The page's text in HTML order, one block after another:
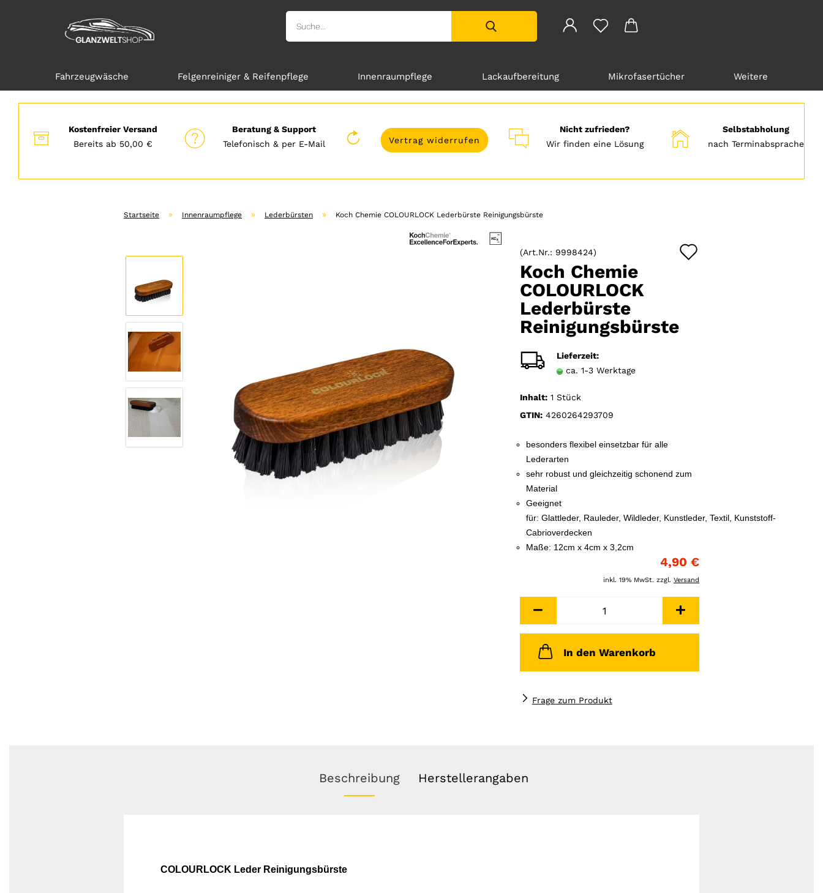
zum
Fahrzeugwäsche Felgenreiniger & Reifenpflege Innenraumpflege Lackaufbereitung Mikrofasertücher Weitere
Kostenfreier Versand
Bereits ab 50,00 €
Beratung & Support
Telefonisch & per E-Mail
Vertrag widerrufen
Nicht zufrieden?
Wir finden eine Lösung
Selbstabholung
nach Terminabsprache
Startseite » Innenraumpflege » Lederbürsten » Koch Chemie COLOURLOCK Lederbürste Reinigungsbürste
(Art.Nr.: 9998424)
Koch Chemie
COLOURLOCK
Lederbürste
Reinigungsbürste
Lieferzeit:
ca. 1-3 Werktage
Inhalt: 1 Stück
GTIN:4260264293709
besonders flexibel einsetzbar für alle
Lederarten
sehr robust und gleichzeitig schonend zum
Material
Geeignet
für: Glattleder, Rauleder, Wildleder, Kunstleder, Textil, Kunststoff-
Cabrioverdecken
Maße: 12cm x 4cm x 3,2cm
4,90 €
inkl. 19% MwSt. zzgl. Versand
In den Warenkorb
Frage zum Produkt
Beschreibung Herstellerangaben
COLOURLOCK Leder Reinigungsbürste